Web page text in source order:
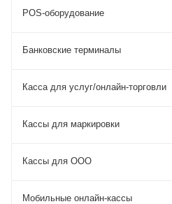
POS-оборудование
Банковские терминалы
Касса для услуг/онлайн-торговли
Кассы для маркировки
Кассы для ООО
Мобильные онлайн-кассы